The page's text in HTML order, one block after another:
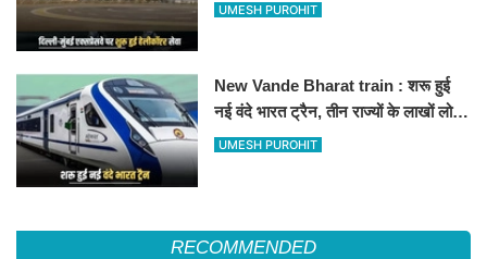
UMESH PUROHIT
New Vande Bharat train : शरू हुई
नई वंदे भारत ट्रैन, तीन राज्यों के लाखों लोगों
का सफर होगा आसान, देखें पूरा रूटमैप
UMESH PUROHIT
RECOMMENDED